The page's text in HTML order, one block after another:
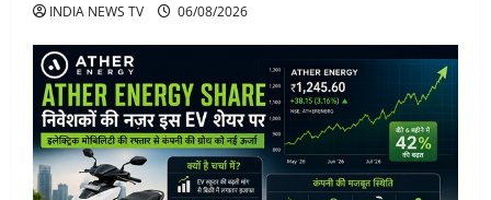
INDIA NEWS TV 06/08/2026